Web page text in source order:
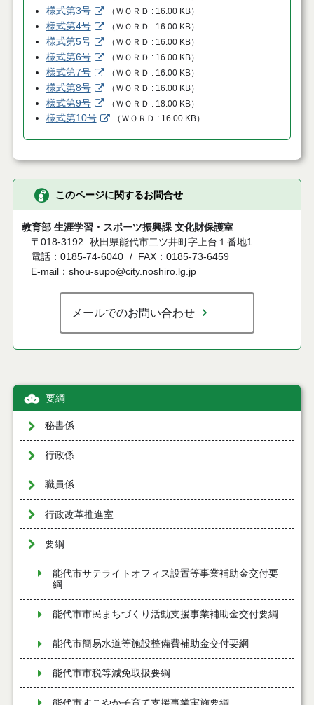
様式第3号 （ ＷＯＲＤ 16.00 KB）
様式第4号 （ ＷＯＲＤ 16.00 KB）
様式第5号 （ ＷＯＲＤ 16.00 KB）
様式第6号 （ ＷＯＲＤ 16.00 KB）
様式第7号 （ ＷＯＲＤ 16.00 KB）
様式第8号 （ ＷＯＲＤ 16.00 KB）
様式第9号 （ ＷＯＲＤ 18.00 KB）
様式第10号 （ ＷＯＲＤ 16.00 KB）
このページに関するお問合せ
教育部 生涯学習・スポーツ振興課 文化財保護室
〒018-3192
秋田県能代市二ツ井町字上台１番地1
電話：0185-74-6040
FAX：0185-73-6459
E-mail：shou-supo@city.noshiro.lg.jp
メールでのお問い合わせ
要綱
秘書係
行政係
職員係
行政改革推進室
要綱
能代市サテライトオフィス設置等事業補助金交付要
綱
能代市市民まちづくり活動支援事業補助金交付要綱
能代市簡易水道等施設整備費補助金交付要綱
能代市市税等減免取扱要綱